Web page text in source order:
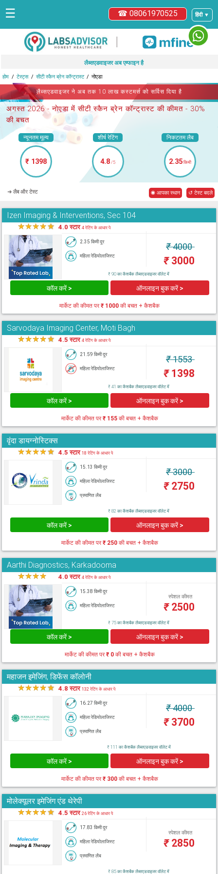
हिंदी ▼
☎ 08061970525
☰
|
लैब्सएडवाइजर अब एम्फाइन है
होम टेस्ट्स सीटी स्कैन ब्रेन कॉन्ट्रास्ट नोएडा
लैब्सएडवाइजर ने अब तक 10 लाख कस्टमर्स को सर्विस दिया है
अगस्त 2026 -नोएडा में सीटी स्कैन ब्रेन कॉन्ट्रास्ट की कीमत - 30%
की बचत
न्यूनतम मूल्य
₹ 1398
शीर्ष रेटिंग
4.8/5
निकटतम लैब
2.35किमी
➜ लैब और टेस्ट ◉ आपका स्थान ↺ टेस्ट बदले
Izen Imaging & Interventions, Sec 104
★★★★★ 4.0 स्टार4 रेटिंग के आधार पे
2.35 किमी दूर
महिला रेडियोलाजिस्ट
₹4000
₹3000
₹ 90 का कैशबैक लैब्सएडवाइजर वॉलेट में
कॉल करें > ऑनलाइन बुक करें >
मार्केट की कीमत पर₹ 1000 की बचत + कैशबैक
Sarvodaya Imaging Center, Moti Bagh
★★★★★ 4.5 स्टार4 रेटिंग के आधार पे
21.59 किमी दूर
महिला रेडियोलाजिस्ट
₹1553
₹1398
₹ 41 का कैशबैक लैब्सएडवाइजर वॉलेट में
कॉल करें > ऑनलाइन बुक करें >
मार्केट की कीमत पर₹ 155की बचत + कैशबैक
वृंदा डायग्नोस्टिक्स
★★★★★ 4.5 स्टार18 रेटिंग के आधार पे
15.13 किमी दूर
महिला रेडियोलाजिस्ट
प्रमाणित लैब
₹3000
₹2750
₹ 82 का कैशबैक लैब्सएडवाइजर वॉलेट में
कॉल करें > ऑनलाइन बुक करें >
मार्केट की कीमत पर₹ 250की बचत + कैशबैक
Aarthi Diagnostics, Karkadooma
★★★★ 4.0 स्टार4 रेटिंग के आधार पे
15.38 किमी दूर
महिला रेडियोलाजिस्ट
स्पेशल कीमत
₹2500
₹ 75 का कैशबैक लैब्सएडवाइजर वॉलेट में
कॉल करें > ऑनलाइन बुक करें >
मार्केट की कीमत पर₹ 0की बचत + कैशबैक
महाजन इमेजिंग, डिफेंस कॉलोनी
★★★★★ 4.8 स्टार132 रेटिंग के आधार पे
16.27 किमी दूर
महिला रेडियोलाजिस्ट
प्रमाणित लैब
₹4000
₹3700
₹ 111 का कैशबैक लैब्सएडवाइजर वॉलेट में
कॉल करें > ऑनलाइन बुक करें >
मार्केट की कीमत पर₹ 300की बचत + कैशबैक
मोलेक्यूलर इमेजिंग एंड थेरेपी
★★★★★ 4.5 स्टार26 रेटिंग के आधार पे
17.83 किमी दूर
महिला रेडियोलाजिस्ट
प्रमाणित लैब
स्पेशल कीमत
₹2850
₹ 85 का कैशबैक लैब्सएडवाइजर वॉलेट में